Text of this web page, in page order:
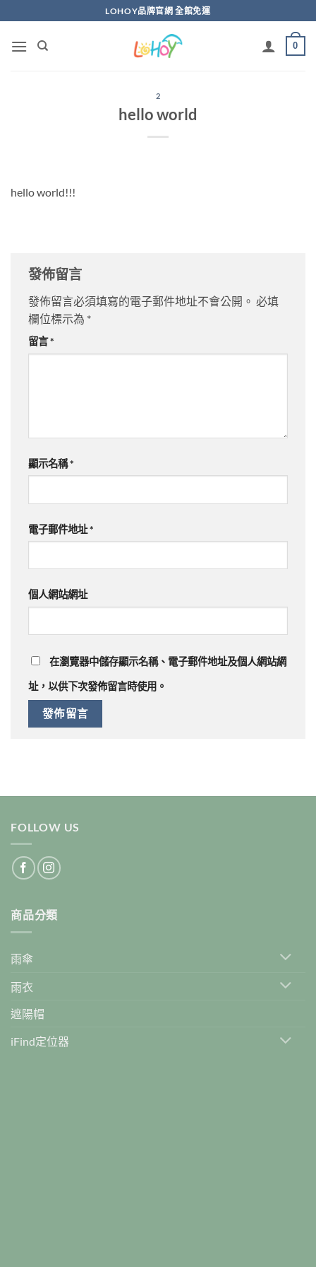
to
content
LOHOY品牌官網 全館免運
0
2
hello world
hello world!!!
發佈留言
發佈留言必須填寫的電子郵件地址不會公開。 必填
欄位標示為 *
留言*
顯示名稱*
電子郵件地址*
個人網站網址
在瀏覽器中儲存顯示名稱、電子郵件地址及個人網站網
址，以供下次發佈留言時使用。
FOLLOW US
商品分類
雨傘
雨衣
遮陽帽
iFind定位器